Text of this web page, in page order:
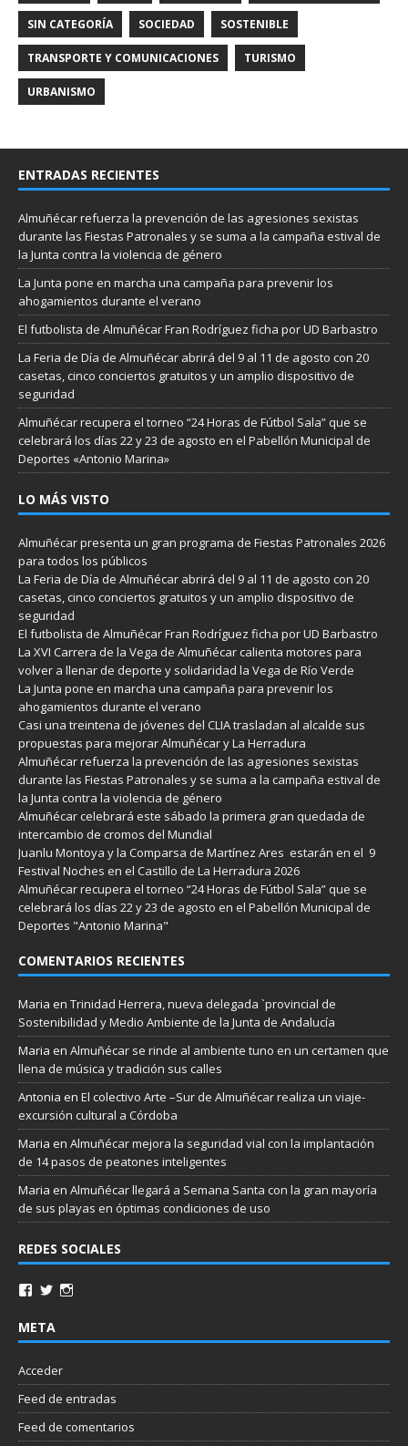
SIN CATEGORÍA SOCIEDAD SOSTENIBLE
TRANSPORTE Y COMUNICACIONES TURISMO
URBANISMO
ENTRADAS RECIENTES
Almuñécar refuerza la prevención de las agresiones sexistas
durante las Fiestas Patronales y se suma a la campaña estival de
la Junta contra la violencia de género
La Junta pone en marcha una campaña para prevenir los
ahogamientos durante el verano
El futbolista de Almuñécar Fran Rodríguez ficha por UD Barbastro
La Feria de Día de Almuñécar abrirá del 9 al 11 de agosto con 20
casetas, cinco conciertos gratuitos y un amplio dispositivo de
seguridad
Almuñécar recupera el torneo “24 Horas de Fútbol Sala” que se
celebrará los días 22 y 23 de agosto en el Pabellón Municipal de
Deportes «Antonio Marina»
LO MÁS VISTO
Almuñécar presenta un gran programa de Fiestas Patronales 2026
para todos los públicos
La Feria de Día de Almuñécar abrirá del 9 al 11 de agosto con 20
casetas, cinco conciertos gratuitos y un amplio dispositivo de
seguridad
El futbolista de Almuñécar Fran Rodríguez ficha por UD Barbastro
La XVI Carrera de la Vega de Almuñécar calienta motores para
volver a llenar de deporte y solidaridad la Vega de Río Verde
La Junta pone en marcha una campaña para prevenir los
ahogamientos durante el verano
Casi una treintena de jóvenes del CLIA trasladan al alcalde sus
propuestas para mejorar Almuñécar y La Herradura
Almuñécar refuerza la prevención de las agresiones sexistas
durante las Fiestas Patronales y se suma a la campaña estival de
la Junta contra la violencia de género
Almuñécar celebrará este sábado la primera gran quedada de
intercambio de cromos del Mundial
Juanlu Montoya y la Comparsa de Martínez Ares estarán en el 9
Festival Noches en el Castillo de La Herradura 2026
Almuñécar recupera el torneo “24 Horas de Fútbol Sala” que se
celebrará los días 22 y 23 de agosto en el Pabellón Municipal de
Deportes "Antonio Marina"
COMENTARIOS RECIENTES
Maria en Trinidad Herrera, nueva delegada `provincial de
Sostenibilidad y Medio Ambiente de la Junta de Andalucía
Maria en Almuñécar se rinde al ambiente tuno en un certamen que
llena de música y tradición sus calles
Antonia en El colectivo Arte –Sur de Almuñécar realiza un viaje-
excursión cultural a Córdoba
Maria en Almuñécar mejora la seguridad vial con la implantación
de 14 pasos de peatones inteligentes
Maria en Almuñécar llegará a Semana Santa con la gran mayoría
de sus playas en óptimas condiciones de uso
REDES SOCIALES
META
Acceder
Feed de entradas
Feed de comentarios